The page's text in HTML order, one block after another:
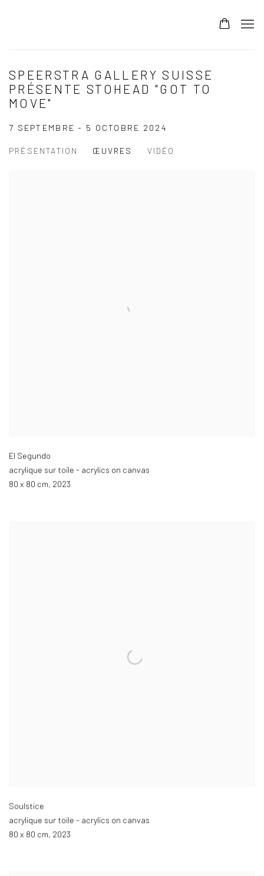
SPEERSTRA GALLERY SUISSE
PRÉSENTE STOHEAD "GOT TO
MOVE"
7 SEPTEMBRE - 5 OCTOBRE 2024
PRÉSENTATION ŒUVRES VIDÉO
El Segundo
acrylique sur toile - acrylics on canvas
80 x 80 cm, 2023
Soulstice
acrylique sur toile - acrylics on canvas
80 x 80 cm, 2023